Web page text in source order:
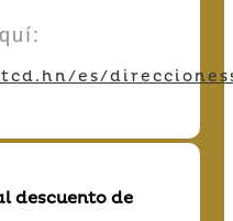
es/
descuento de